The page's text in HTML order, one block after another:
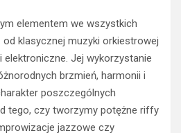
elementem we wszystkich
klasycznej muzyki orkiestrowej
elektroniczne. Jej wykorzystanie
brzmień, harmonii i
poszczególnych
tego, czy tworzymy potężne riffy
jazzowe czy
oktawa jest nieodłącznym